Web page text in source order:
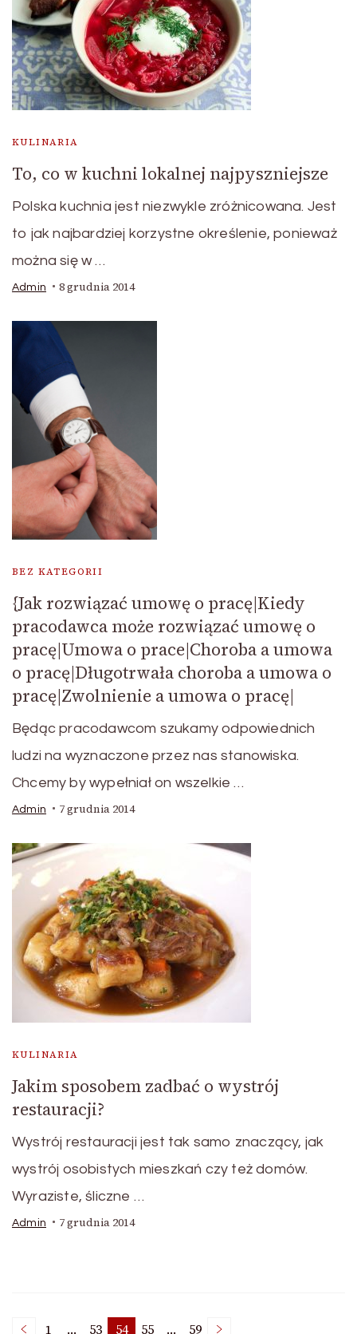
KULINARIA
To, co w kuchni lokalnej najpyszniejsze
Polska kuchnia jest niezwykle zróżnicowana. Jest
to jak najbardziej korzystne określenie, ponieważ
można się w …
Admin 8 grudnia 2014
BEZ KATEGORII
{Jak rozwiązać umowę o pracę|Kiedy
pracodawca może rozwiązać umowę o
pracę|Umowa o prace|Choroba a umowa
o pracę|Długotrwała choroba a umowa o
pracę|Zwolnienie a umowa o pracę|
Będąc pracodawcom szukamy odpowiednich
ludzi na wyznaczone przez nas stanowiska.
Chcemy by wypełniał on wszelkie …
Admin 7 grudnia 2014
KULINARIA
Jakim sposobem zadbać o wystrój
restauracji?
Wystrój restauracji jest tak samo znaczący, jak
wystrój osobistych mieszkań czy też domów.
Wyraziste, śliczne …
Admin 7 grudnia 2014
1 … 53 54 55 … 59